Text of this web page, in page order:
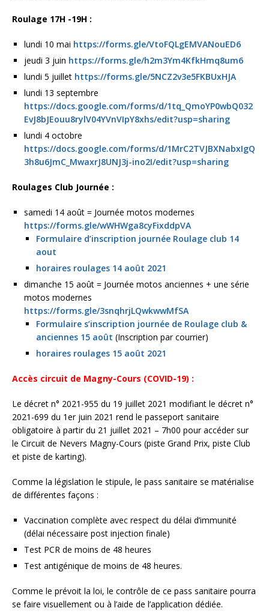
Roulage 17H -19H :
lundi 10 mai https://forms.gle/VtoFQLgEMVANouED6
jeudi 3 juin https://forms.gle/h2m3Ym4KfkHmq8um6
lundi 5 juillet https://forms.gle/5NCZ2v3e5FKBUxHJA
lundi 13 septembre
https://docs.google.com/forms/d/1tq_QmoYP0wbQ032
EvJ8bJEouu8rylV04YVnVIpY8xhs/edit?usp=sharing
lundi 4 octobre
https://docs.google.com/forms/d/1MrC2TVJBXNabxIgQ
3h8u6JmC_MwaxrJ8UNJ3j-ino2I/edit?usp=sharing
Roulages Club Journée :
samedi 14 août = Journée motos modernes
https://forms.gle/wWHWga8cyFixddpVA
Formulaire d’inscription journée Roulage club 14
aout
horaires roulages 14 août 2021
dimanche 15 août = Journée motos anciennes + une série
motos modernes
https://forms.gle/3snqhrjLQwkwwMfSA
Formulaire s’inscription journée de Roulage club &
anciennes 15 août (Inscription par courrier)
horaires roulages 15 août 2021
Accès circuit de Magny-Cours (COVID-19) :
Le décret n° 2021-955 du 19 juillet 2021 modifiant le décret n°
2021-699 du 1er juin 2021 rend le passeport sanitaire
obligatoire à partir du 21 juillet 2021 – 7h00 pour accéder sur
le Circuit de Nevers Magny-Cours (piste Grand Prix, piste Club
et piste de karting).
Comme la législation le stipule, le pass sanitaire se matérialise
de différentes façons :
Vaccination complète avec respect du délai d’immunité
(délai nécessaire post injection finale)
Test PCR de moins de 48 heures
Test antigénique de moins de 48 heures.
Comme le prévoit la loi, le contrôle de ce pass sanitaire pourra
se faire visuellement ou à l’aide de l’application dédiée.